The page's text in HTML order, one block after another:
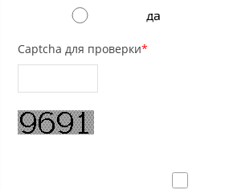
да
Captcha для проверки*